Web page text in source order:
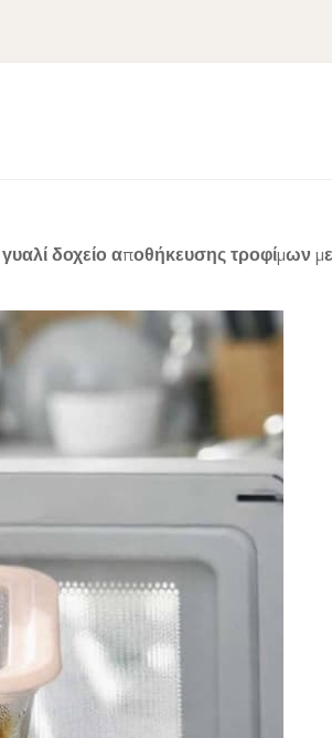
δοχείο αποθήκευσης τροφίμων